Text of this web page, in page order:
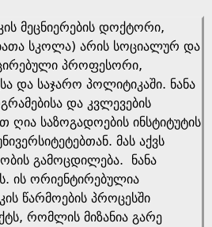
მეცნიერების დოქტორი,
სკოლა) არის სოციალურ და
პროფესორი,
და საჯარო პოლიტიკაში. ნანა
და კვლევების
საზოგადოების ინსტიტუტის
მას აქვს
გამოცდილება. ნანა
ის ორიენტირებულია
წარმოების პროცესში
რომლის მიზანია გარე